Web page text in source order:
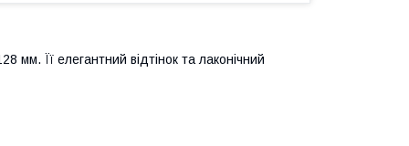
мм. Її елегантний відтінок та лаконічний